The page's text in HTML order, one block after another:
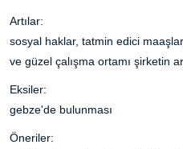
Artılar:
sosyal haklar, tatmin edici
ve güzel çalışma ortamı şirketin
Eksiler:
gebze'de bulunması
Öneriler: